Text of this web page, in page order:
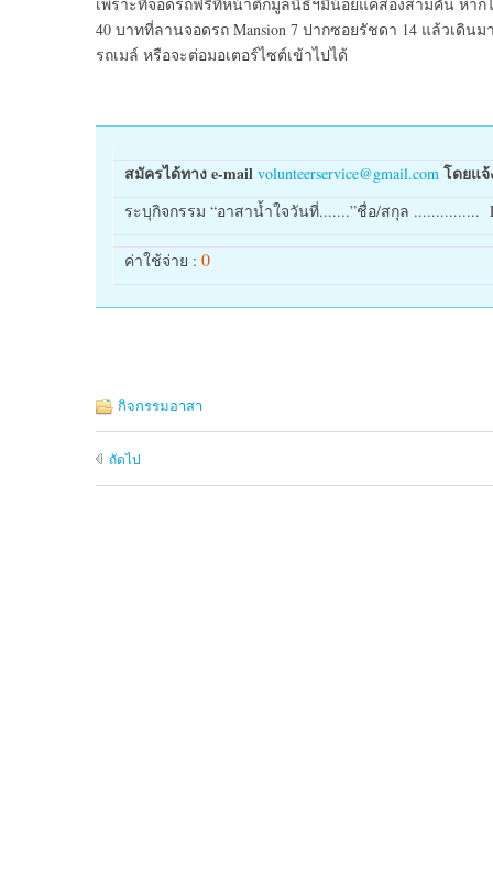
40 บาทที่ลานจอดรถ Mansion 7 ปากซอยรัชดา 14 แล้วเดิ
รถเมล์ หรือจะต่อมอเตอร์ไซต์เข้าไปได้
สมัครได้ทางe-mail volunteerservice@gmail.com โดยแจ้
ระบุกิจกรรม “อาสาน้ำใจวันที่.......”ชื่อ/สกุล ...............
ค่าใช้จ่าย : 0
กิจกรรมอาสา
ถัดไป